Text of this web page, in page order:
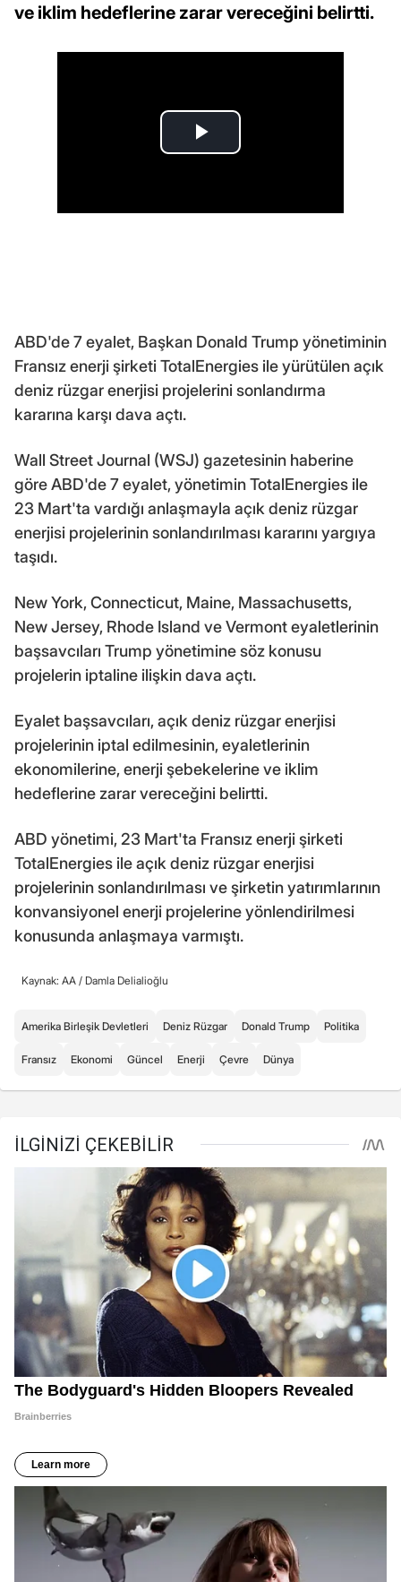
ve iklim hedeflerine zarar vereceğini belirtti.
ABD'de 7 eyalet, Başkan Donald Trump yönetiminin
Fransız enerji şirketi TotalEnergies ile yürütülen açık
deniz rüzgar enerjisi projelerini sonlandırma
kararına karşı dava açtı.
Wall Street Journal (WSJ) gazetesinin haberine
göre ABD'de 7 eyalet, yönetimin TotalEnergies ile
23 Mart'ta vardığı anlaşmayla açık deniz rüzgar
enerjisi projelerinin sonlandırılması kararını yargıya
taşıdı.
New York, Connecticut, Maine, Massachusetts,
New Jersey, Rhode Island ve Vermont eyaletlerinin
başsavcıları Trump yönetimine söz konusu
projelerin iptaline ilişkin dava açtı.
Eyalet başsavcıları, açık deniz rüzgar enerjisi
projelerinin iptal edilmesinin, eyaletlerinin
ekonomilerine, enerji şebekelerine ve iklim
hedeflerine zarar vereceğini belirtti.
ABD yönetimi, 23 Mart'ta Fransız enerji şirketi
TotalEnergies ile açık deniz rüzgar enerjisi
projelerinin sonlandırılması ve şirketin yatırımlarının
konvansiyonel enerji projelerine yönlendirilmesi
konusunda anlaşmaya varmıştı.
Kaynak: AA / Damla Delialioğlu
Amerika Birleşik Devletleri Deniz Rüzgar Donald Trump Politika
Fransız Ekonomi Güncel Enerji Çevre Dünya